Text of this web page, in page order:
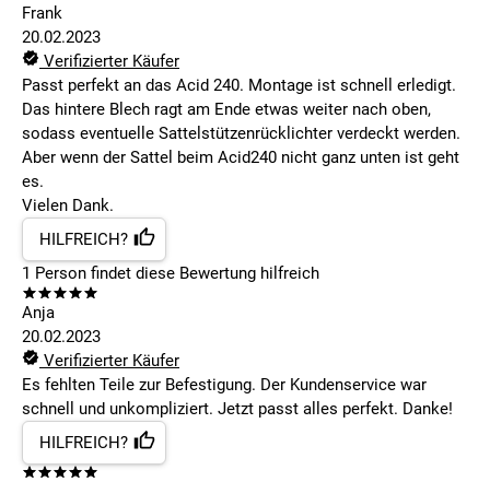
Frank
20.02.2023
Verifizierter Käufer
Passt perfekt an das Acid 240. Montage ist schnell erledigt.
Das hintere Blech ragt am Ende etwas weiter nach oben,
sodass eventuelle Sattelstützenrücklichter verdeckt werden.
Aber wenn der Sattel beim Acid240 nicht ganz unten ist geht
es.
Vielen Dank.
HILFREICH?
1 Person findet diese Bewertung hilfreich
Anja
20.02.2023
Verifizierter Käufer
Es fehlten Teile zur Befestigung. Der Kundenservice war
schnell und unkompliziert. Jetzt passt alles perfekt. Danke!
HILFREICH?